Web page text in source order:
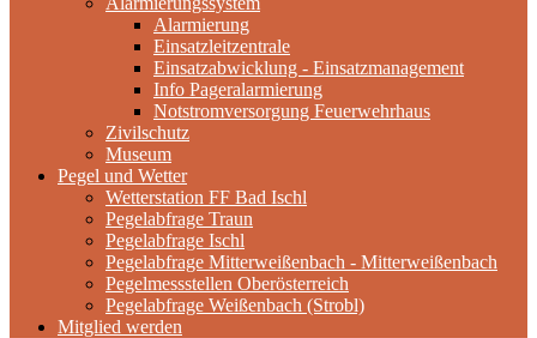
Alarmierung
Einsatzleitzentrale
Einsatzabwicklung - Einsatzmanagement
Info Pageralarmierung
Notstromversorgung Feuerwehrhaus
Zivilschutz
Museum
Pegel und Wetter
Wetterstation FF Bad Ischl
Pegelabfrage Traun
Pegelabfrage Ischl
Pegelabfrage Mitterweißenbach - Mitterweißenbach
Pegelmessstellen Oberösterreich
Pegelabfrage Weißenbach (Strobl)
Mitglied werden